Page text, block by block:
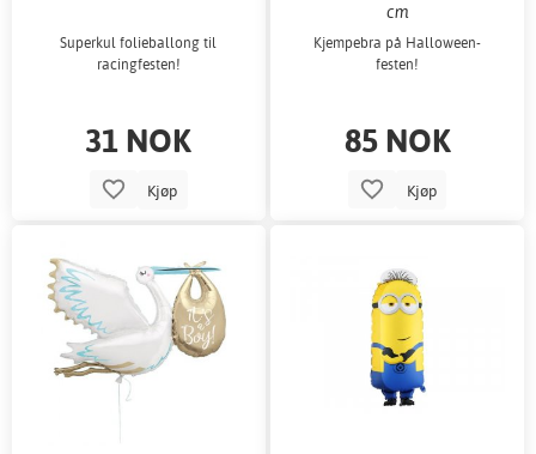
Superkul folieballong til
racingfesten!
31 NOK
Kjøp
cm
Kjempebra på Halloween-
festen!
85 NOK
Kjøp